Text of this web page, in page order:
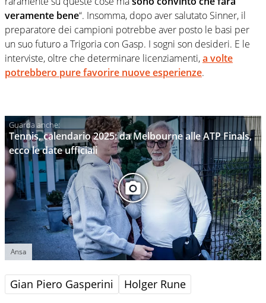
veramente bene“. Insomma, dopo aver salutato Sinner, il
preparatore dei campioni potrebbe aver posto le basi per
un suo futuro a Trigoria con Gasp. I sogni son desideri. E le
interviste, oltre che determinare licenziamenti,a volte
potrebbero pure favorire nuove esperienze.
Tennis, calendario 2025: da Melbourne alle ATP Finals,
ecco le date ufficiali
Ansa
Gian Piero Gasperini Holger Rune